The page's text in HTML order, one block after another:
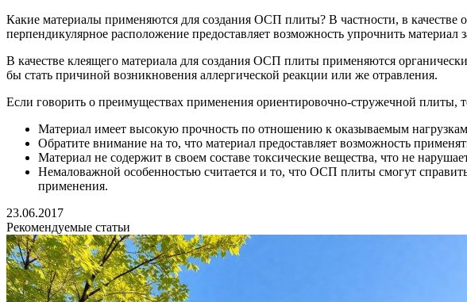
Какие материалы применяются для создания ОСП плиты? В частности, в качестве
перпендикулярное расположение предоставляет возможность упрочнить
В качестве клеящего материала для создания ОСП плиты применяются
бы стать причиной возникновения аллергической реакции или же отравления.
Если говорить о преимуществах применения ориентировочно-стружечной плиты,
Материал имеет высокую прочность по отношению к оказываемым
Обратите внимание на то, что материал предоставляет возможность
Материал не содержит в своем составе токсические вещества, что не
Немаловажной особенностью считается и то, что ОСП плиты смогут
применения.
23.06.2017
Рекомендуемые статьи